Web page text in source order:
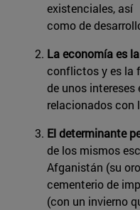
existenciales, así
como de
La economía es
conflictos y es la
de unos
relacionados con
El determinante
de los mismos
Afganistán (su
cementerio de
(con un invierno